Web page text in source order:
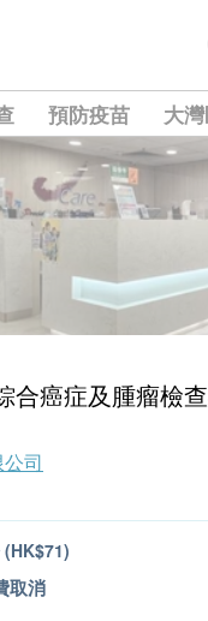
預防疫苗 大
合癌症及腫瘤檢
司
取消